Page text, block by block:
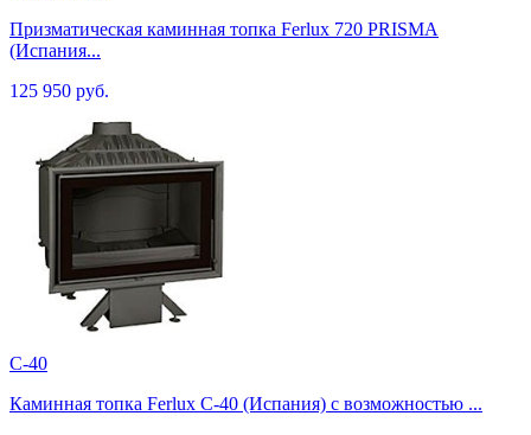
Призматическая каминная топка Ferlux 720 PRISMA
(Испания...
125 950 руб.
C-40
Каминная топка Ferlux C-40 (Испания) с возможностью ...